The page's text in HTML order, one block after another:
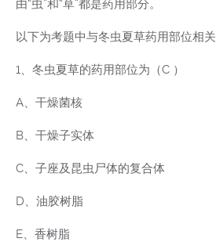
由“虫”和“草”都是药用部分。
以下为考题中与冬虫夏草药用部位相
1、冬虫夏草的药用部位为（C ）
A、干燥菌核
B、干燥子实体
C、子座及昆虫尸体的复合体
D、油胶树脂
E、香树脂